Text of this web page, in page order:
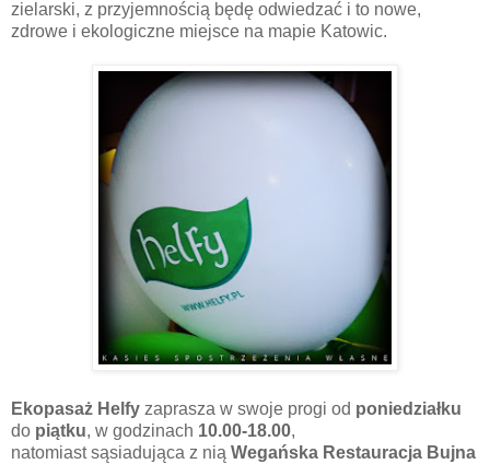
zielarski, z przyjemnością będę odwiedzać i to nowe,
zdrowe i ekologiczne miejsce na mapie Katowic.
Ekopasaż Helfy zaprasza w swoje progi od poniedziałku
do piątku, w godzinach 10.00-18.00,
natomiast sąsiadująca z nią Wegańska Restauracja Bujna